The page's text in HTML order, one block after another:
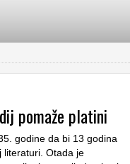
pomaže platini
godine da bi 13 godina
literaturi. Otada je